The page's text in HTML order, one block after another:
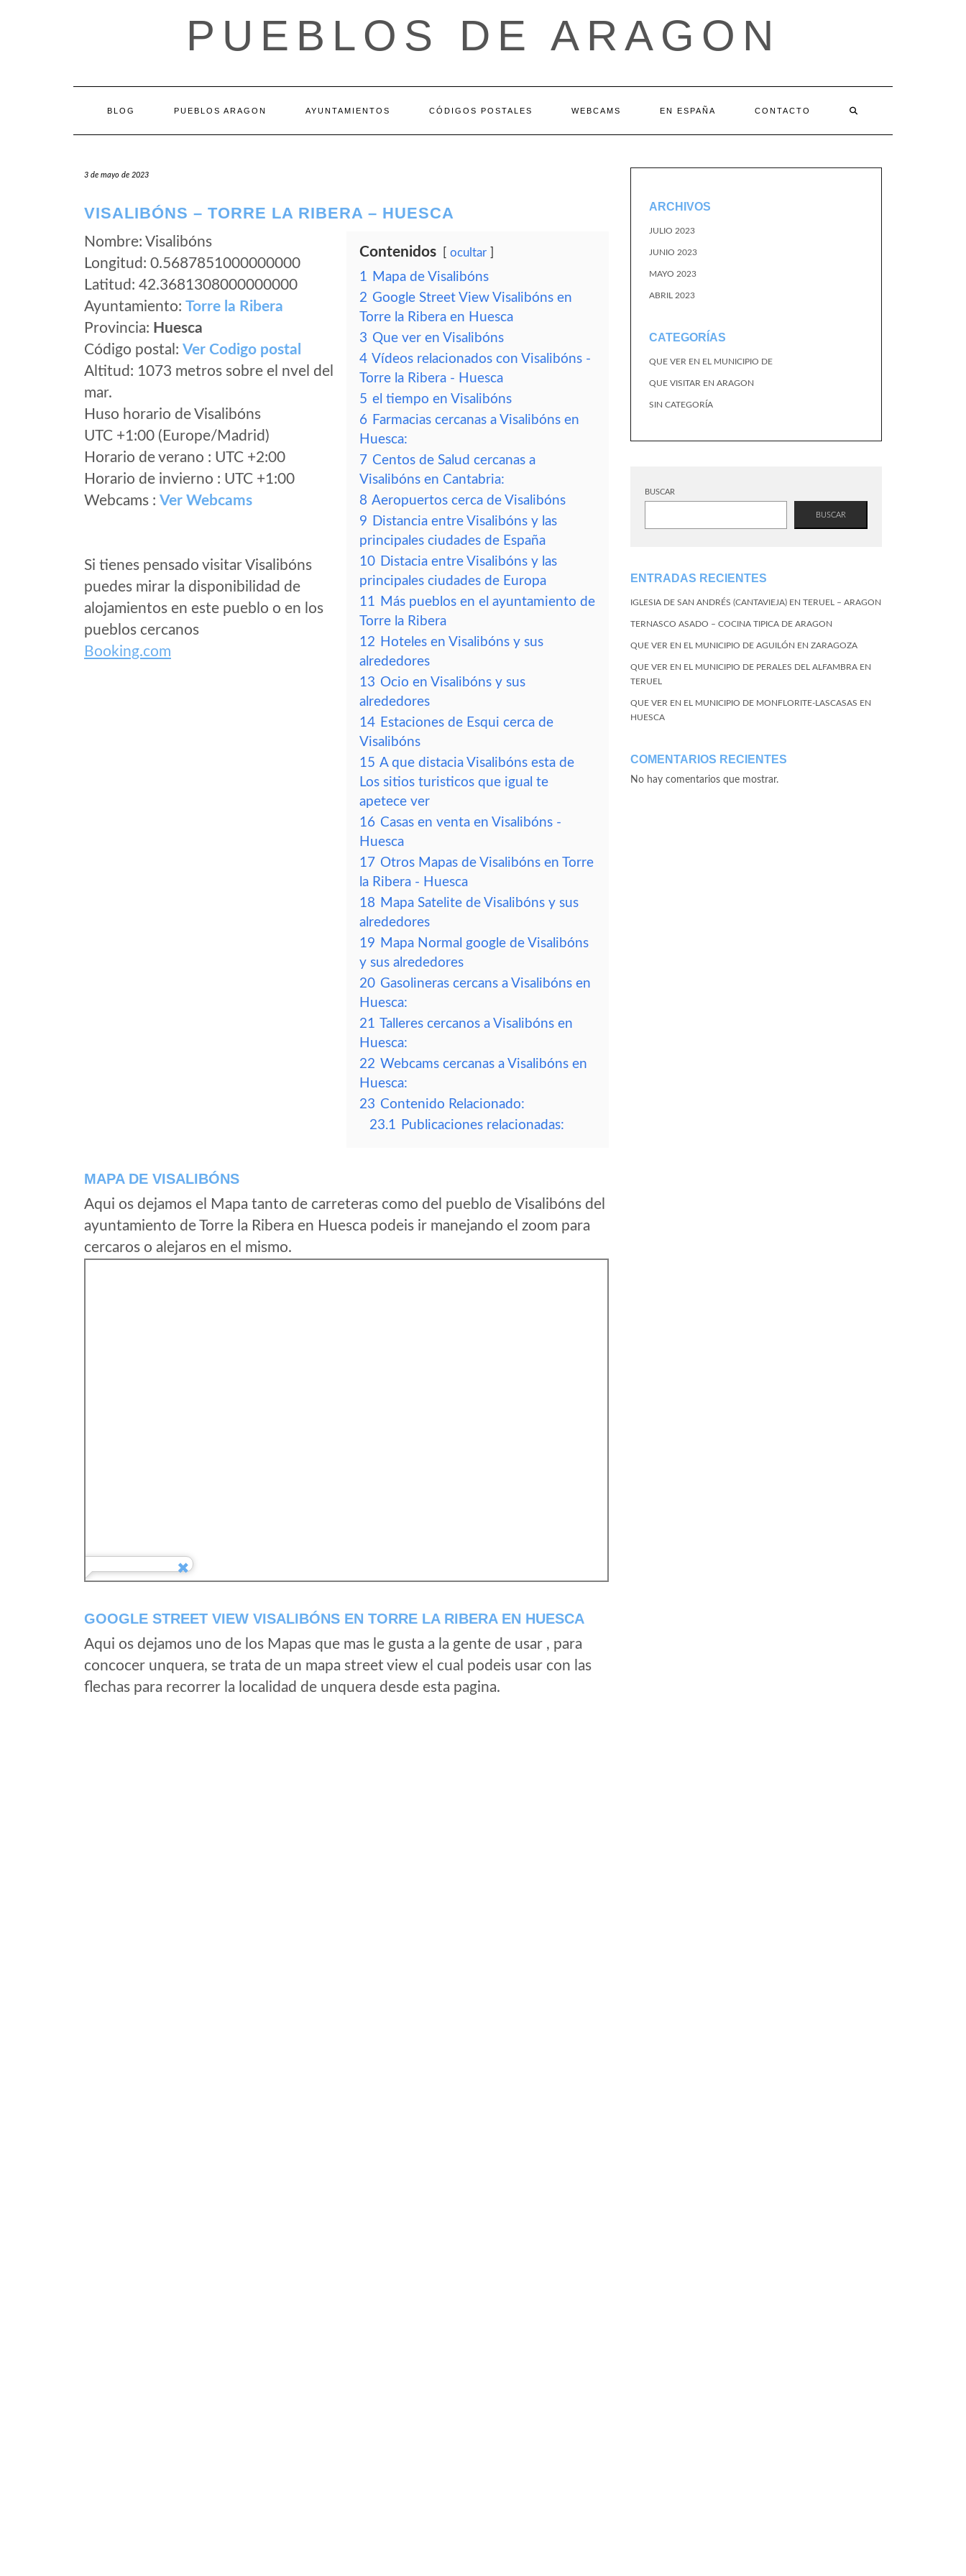
PUEBLOS DE ARAGON
BLOG PUEBLOS ARAGON AYUNTAMIENTOS CÓDIGOS POSTALES WEBCAMS EN ESPAÑA CONTACTO
3 de mayo de 2023
VISALIBÓNS – TORRE LA RIBERA – HUESCA
Nombre: Visalibóns
Longitud: 0.5687851000000000
Latitud: 42.3681308000000000
Ayuntamiento: Torre la Ribera
Provincia: Huesca
Código postal: Ver Codigo postal
Altitud: 1073 metros sobre el nvel del
mar.
Huso horario de Visalibóns
UTC +1:00 (Europe/Madrid)
Horario de verano : UTC +2:00
Horario de invierno : UTC +1:00
Webcams : Ver Webcams
Si tienes pensado visitar Visalibóns
puedes mirar la disponibilidad de
alojamientos en este pueblo o en los
pueblos cercanos
Booking.com
Contenidos ocultar
1 Mapa de Visalibóns
2 Google Street View Visalibóns en
Torre la Ribera en Huesca
3 Que ver en Visalibóns
4 Vídeos relacionados con Visalibóns -
Torre la Ribera - Huesca
5 el tiempo en Visalibóns
6 Farmacias cercanas a Visalibóns en
Huesca:
7 Centos de Salud cercanas a
Visalibóns en Cantabria:
8 Aeropuertos cerca de Visalibóns
9 Distancia entre Visalibóns y las
principales ciudades de España
10 Distacia entre Visalibóns y las
principales ciudades de Europa
11 Más pueblos en el ayuntamiento de
Torre la Ribera
12 Hoteles en Visalibóns y sus
alrededores
13 Ocio en Visalibóns y sus
alrededores
14 Estaciones de Esqui cerca de
Visalibóns
15 A que distacia Visalibóns esta de
Los sitios turisticos que igual te
apetece ver
16 Casas en venta en Visalibóns -
Huesca
17 Otros Mapas de Visalibóns en Torre
la Ribera - Huesca
18 Mapa Satelite de Visalibóns y sus
alrededores
19 Mapa Normal google de Visalibóns
y sus alrededores
20 Gasolineras cercans a Visalibóns en
Huesca:
21 Talleres cercanos a Visalibóns en
Huesca:
22 Webcams cercanas a Visalibóns en
Huesca:
23 Contenido Relacionado:
23.1 Publicaciones relacionadas:
MAPA DE VISALIBÓNS
Aqui os dejamos el Mapa tanto de carreteras como del pueblo de Visalibóns del
ayuntamiento de Torre la Ribera en Huesca podeis ir manejando el zoom para
cercaros o alejaros en el mismo.
GOOGLE STREET VIEW VISALIBÓNS EN TORRE LA RIBERA EN HUESCA
Aqui os dejamos uno de los Mapas que mas le gusta a la gente de usar , para
concocer unquera, se trata de un mapa street view el cual podeis usar con las
flechas para recorrer la localidad de unquera desde esta pagina.
ARCHIVOS
JULIO 2023
JUNIO 2023
MAYO 2023
ABRIL 2023
CATEGORÍAS
QUE VER EN EL MUNICIPIO DE
QUE VISITAR EN ARAGON
SIN CATEGORÍA
BUSCAR
BUSCAR
ENTRADAS RECIENTES
IGLESIA DE SAN ANDRÉS (CANTAVIEJA) EN TERUEL – ARAGON
TERNASCO ASADO – COCINA TIPICA DE ARAGON
QUE VER EN EL MUNICIPIO DE AGUILÓN EN ZARAGOZA
QUE VER EN EL MUNICIPIO DE PERALES DEL ALFAMBRA EN
TERUEL
QUE VER EN EL MUNICIPIO DE MONFLORITE-LASCASAS EN
HUESCA
COMENTARIOS RECIENTES
No hay comentarios que mostrar.